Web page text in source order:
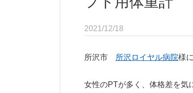
2021/12/18
所沢市 所沢ロイヤル病院様
女性のPTが多く、体格差を気